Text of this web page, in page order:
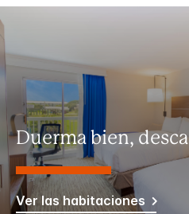
Duerma bien,
Ver las habitaciones